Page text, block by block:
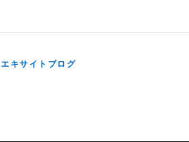
エキサイトブログ